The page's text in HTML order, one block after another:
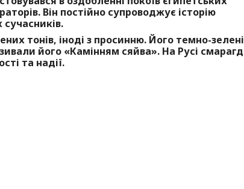
Він постійно супроводжує історію
тонів, іноді з просинню. Його темно-зелені
його «Камінням сяйва». На Русі смарагд
та надії.